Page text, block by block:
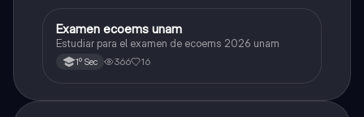
Español
Examen ecoems unam
Estudiar para el examen de ecoems 2026 unam
1º Sec 366 16